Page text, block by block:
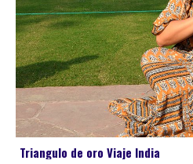
Triangulo de oro Viaje India